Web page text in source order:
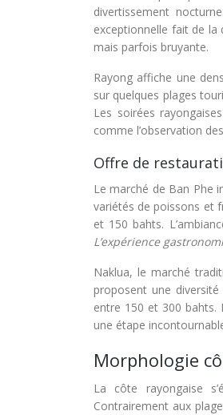
divertissement
exceptionnelle fait de
mais parfois bruyante.
Rayong affiche une
sur quelques plages
Les soirées
comme l’observation
Offre de
Le marché de Ban Phe
variétés de poissons et
et 150 bahts.
L’expérience
Naklua, le marché
proposent une
entre 150 et 300 bahts.
une étape
Morphologie
La côte rayongaise
Contrairement aux